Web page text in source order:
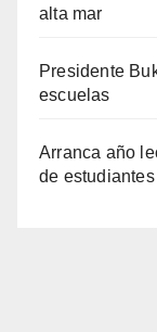
alta mar
Presidente
escuelas
Arranca año
de estudiantes